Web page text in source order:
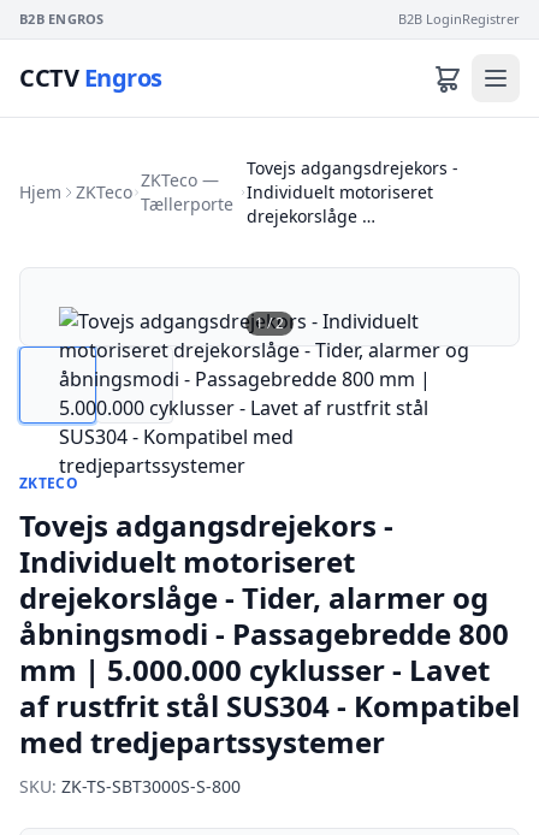
B2B ENGROS B2B LoginRegistrer
CCTVEngros
Hjem ZKTeco
ZKTeco —
Tællerporte
Tovejs adgangsdrejekors -
Individuelt motoriseret
drejekorslåge …
1/2
ZKTECO
Tovejs adgangsdrejekors -
Individuelt motoriseret
drejekorslåge - Tider, alarmer og
åbningsmodi - Passagebredde 800
mm | 5.000.000 cyklusser - Lavet
af rustfrit stål SUS304 - Kompatibel
med tredjepartssystemer
SKU: ZK-TS-SBT3000S-S-800